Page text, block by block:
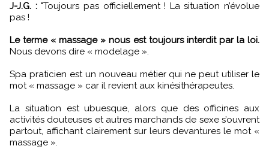
J-J.G. :"Toujours pas officiellement ! La situation n’évolue
pas !
Le terme « massage » nous est toujours interdit par la loi.
Nous devons dire « modelage ».
Spa praticien est un nouveau métier qui ne peut utiliser le
mot « massage » car il revient aux kinésithérapeutes.
La situation est ubuesque, alors que des officines aux
activités douteuses et autres marchands de sexe s’ouvrent
partout, affichant clairement sur leurs devantures le mot «
massage ».